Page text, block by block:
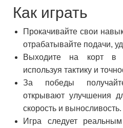
Как играть
Прокачивайте свои
отрабатывайте подачи,
Выходите на корт в
используя тактику и
За победы
открывают улучшения
скорость и выносливость.
Игра следует